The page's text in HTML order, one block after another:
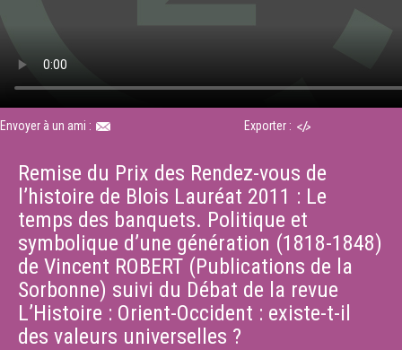
Envoyer à un ami : Exporter :
Remise du Prix des Rendez-vous de
l’histoire de Blois Lauréat 2011 : Le
temps des banquets. Politique et
symbolique d’une génération (1818-1848)
de Vincent ROBERT (Publications de la
Sorbonne) suivi du Débat de la revue
L’Histoire : Orient-Occident : existe-t-il
des valeurs universelles ?